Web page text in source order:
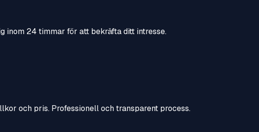
inom 24 timmar för att bekräfta ditt intresse.
och pris. Professionell och transparent process.